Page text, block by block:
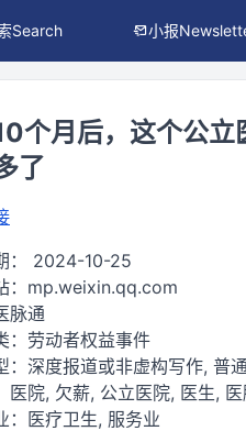
Search 小报
个月后，这个公
了
： 2024-10-25
mp.weixin.qq.com
脉通
劳动者权益事件
深度报道或非虚构写作, 普
医院, 欠薪, 公立医院, 医生,
医疗卫生, 服务业